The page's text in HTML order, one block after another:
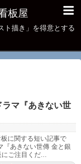
板屋
ト描き」を得意とする
ラマ『あきない世
に関する短い記事で
『あきない世傳 金と銀
ご注目くだ...